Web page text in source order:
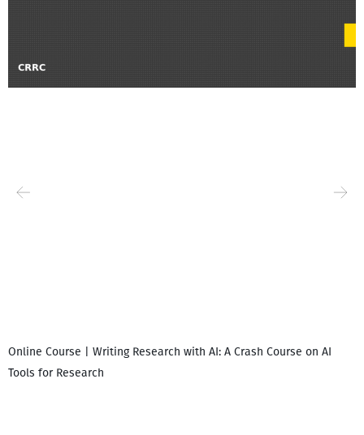
Online Course | Writing Research with AI: A Crash Course on AI
Tools for Research